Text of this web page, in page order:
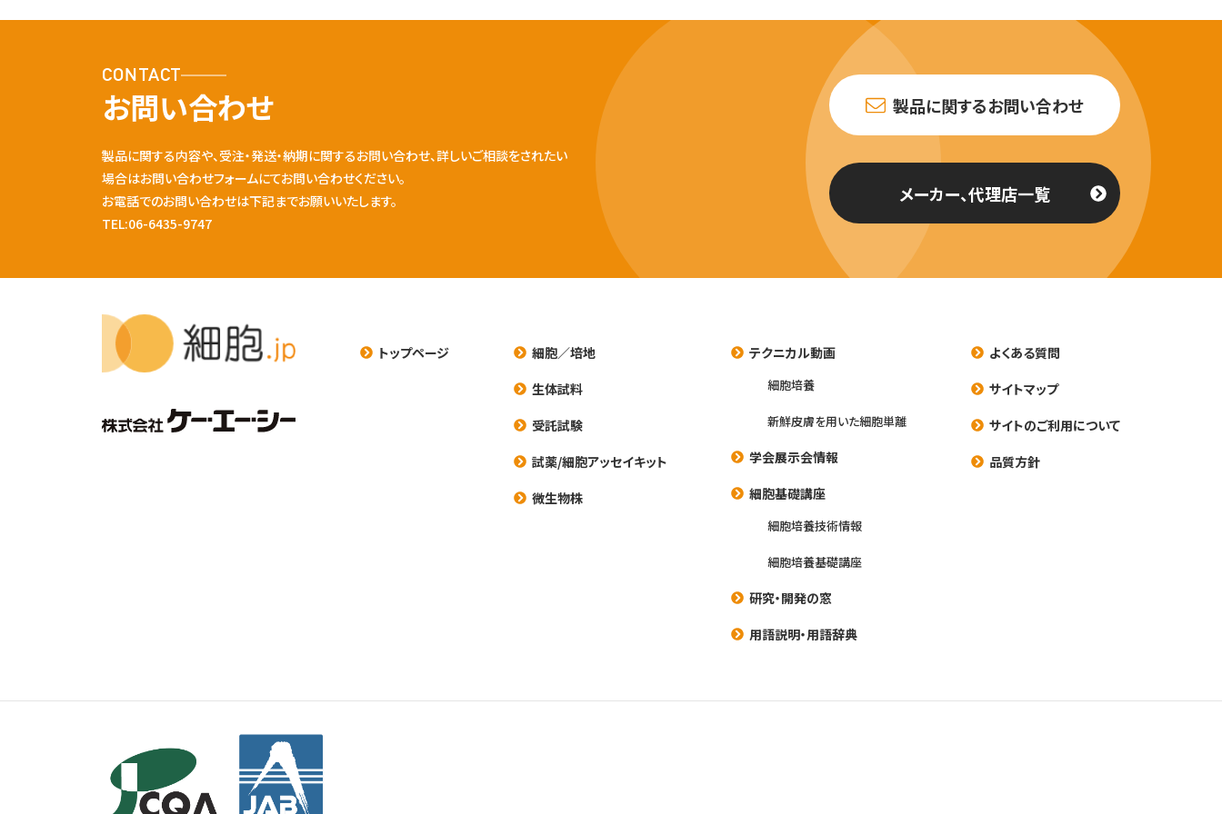
CONTACT
お問い合わせ
製品に関する内容や、受注・発送・納期に関するお問い合わせ、詳しいご相談をされたい
場合はお問い合わせフォームにてお問い合わせください。
お電話でのお問い合わせは下記までお願いいたします。
TEL:06-6435-9747
製品に関するお問い合わせ
メーカー、代理店一覧
トップページ
細胞／培地
生体試料
受託試験
試薬/細胞アッセイキット
微生物株
テクニカル動画
細胞培養
新鮮皮膚を用いた細胞単離
学会展示会情報
細胞基礎講座
細胞培養技術情報
細胞培養基礎講座
研究・開発の窓
用語説明・用語辞典
よくある質問
サイトマップ
サイトのご利用について
品質方針